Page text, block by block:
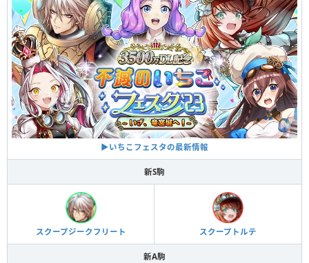
▶︎いちこフェスタの最新情報
新S駒
スクープジークフリート スクープトルテ
新A駒